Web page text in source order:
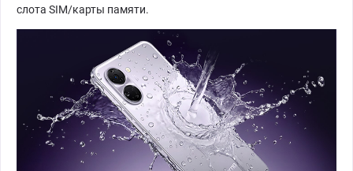
слота SIM/карты памяти.